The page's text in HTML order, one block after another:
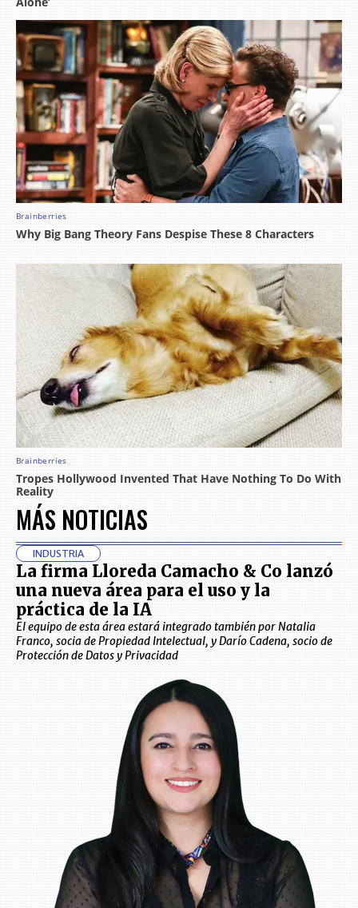
MÁS NOTICIAS
INDUSTRIA
La firma Lloreda Camacho & Co lanzó
una nueva área para el uso y la
práctica de la IA
El equipo de esta área estará integrado también por Natalia
Franco, socia de Propiedad Intelectual, y Darío Cadena, socio de
Protección de Datos y Privacidad